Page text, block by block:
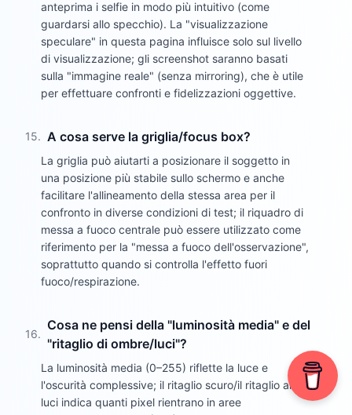
anteprima i selfie in modo più intuitivo (come
guardarsi allo specchio). La "visualizzazione
speculare" in questa pagina influisce solo sul livello
di visualizzazione; gli screenshot saranno basati
sulla "immagine reale" (senza mirroring), che è utile
per effettuare confronti e fidelizzazioni oggettive.
15. A cosa serve la griglia/focus box?
La griglia può aiutarti a posizionare il soggetto in
una posizione più stabile sullo schermo e anche
facilitare l'allineamento della stessa area per il
confronto in diverse condizioni di test; il riquadro di
messa a fuoco centrale può essere utilizzato come
riferimento per la "messa a fuoco dell'osservazione",
soprattutto quando si controlla l'effetto fuori
fuoco/respirazione.
16.
Cosa ne pensi della "luminosità media" e del
"ritaglio di ombre/luci"?
La luminosità media (0–255) riflette la luce e
l'oscurità complessive; il ritaglio scuro/il ritaglio alte
luci indica quanti pixel rientrano in aree